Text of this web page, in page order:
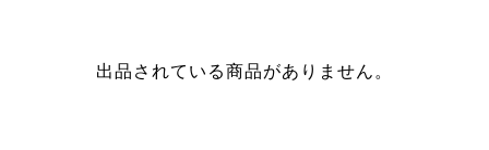
出品されている商品がありません。